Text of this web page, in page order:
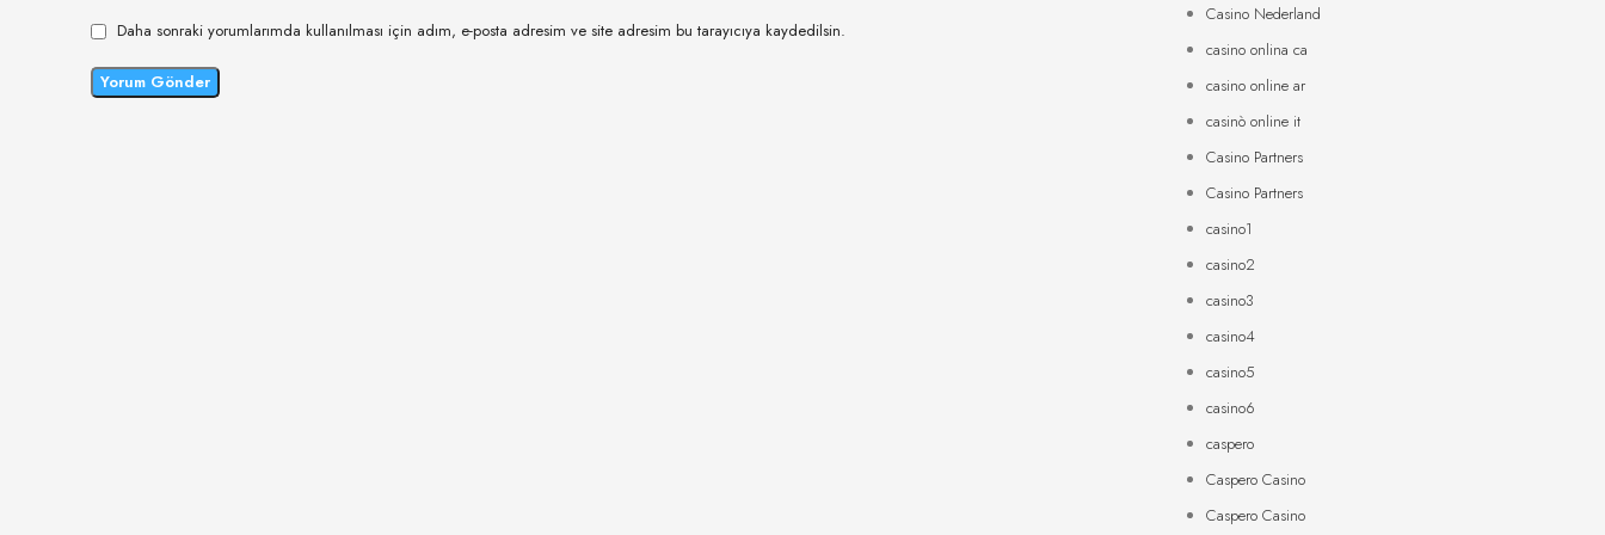
Daha sonraki yorumlarımda kullanılması için adım, e-posta adresim ve site adresim bu tarayıcıya kaydedilsin.
Casino Nederland
casino onlina ca
casino online ar
casinò online it
Casino Partners
Casino Partners
casino1
casino2
casino3
casino4
casino5
casino6
caspero
Caspero Casino
Caspero Casino